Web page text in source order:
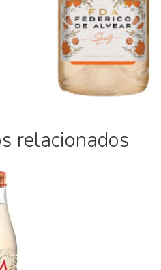
relacionados